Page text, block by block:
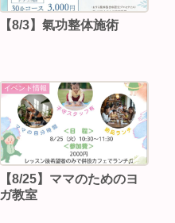
【8/3】⁡氣功整体施術
イベント情報
【8/25】ママのためのヨ
ガ教室